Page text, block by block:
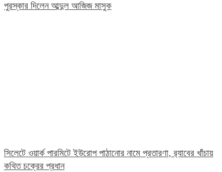
পুরস্কার দিলেন আব্দুল আজিজ মাসুক
সিলেটে ওয়ার্ক পারমিটে ইউরোপ পাঠানোর নামে প্রতারণা, র‌্যাবের খাঁচায়
কথিত চক্রের প্রধান